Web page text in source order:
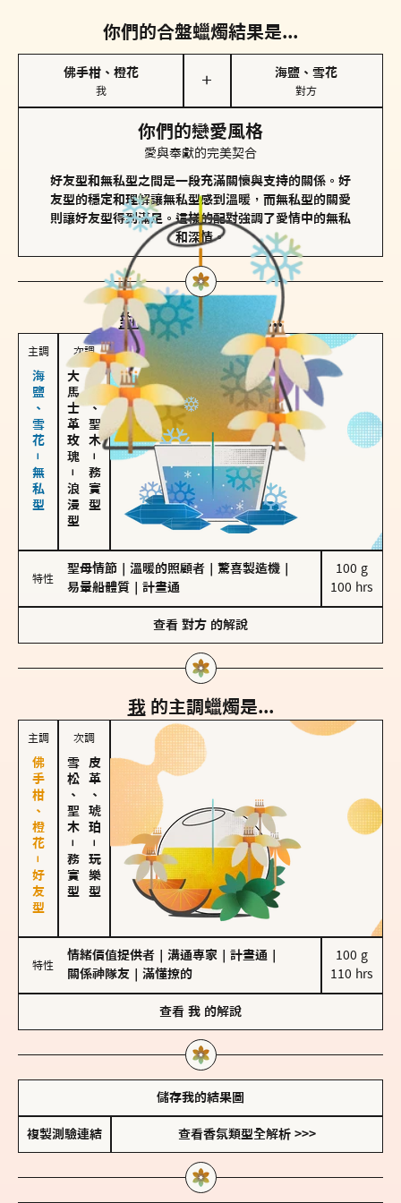
你們的合盤蠟燭結果是...
佛手柑、橙花
我
＋
海鹽、雪花
對方
你們的戀愛風格
愛與奉獻的完美契合
好友型和無私型之間是一段充滿關懷與支持的關係。好
友型的穩定和理解讓無私型感到溫暖，而無私型的關愛
則讓好友型得到滿足。這樣的配對強調了愛情中的無私
和深情。
對方的主調蠟燭是...
主調
海鹽、雪花－無私型
次調
大馬士革玫瑰
－
浪漫型
雪松、聖木
－
務實型
特性
聖母情節 溫暖的照顧者 驚喜製造機
易暈船體質
計畫通
100 g
100 hrs
查看 對方 的解說
我 的主調蠟燭是...
主調
佛手柑、橙花－好友型
次調
雪松、聖木
－
務實型
皮革、琥珀
－
玩樂型
特性
情緒價值提供者 溝通專家 計畫通
關係神隊友
滿懂撩的
100 g
110 hrs
查看 我 的解說
儲存我的結果圖
複製測驗連結 查看香氛類型全解析 >>>